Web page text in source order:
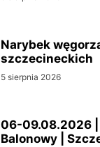
Narybek
szczecineckich
5 sierpnia 2026
06-09.08.2026 |
Balonowy |